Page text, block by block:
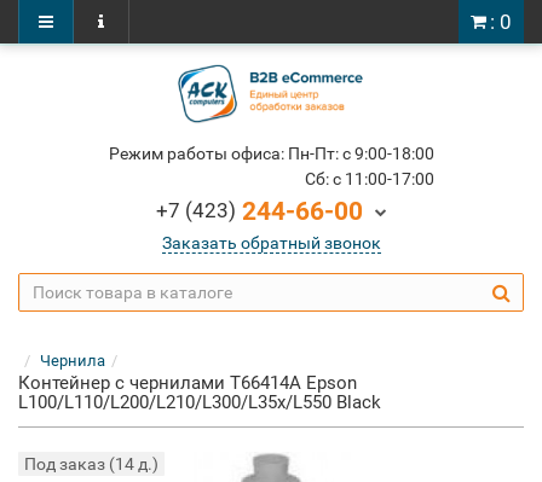
: 0
Режим работы офиса: Пн-Пт: c 9:00-18:00
Cб: c 11:00-17:00
+7 (423) 244-66-00
Заказать обратный звонок
Чернила
Контейнер с чернилами T66414A Epson
L100/L110/L200/L210/L300/L35x/L550 Black
Под заказ (14 д.)